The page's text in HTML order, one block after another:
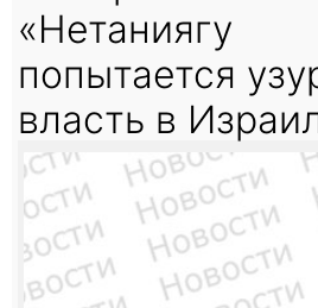
«Нетаниягу
попытается
власть в